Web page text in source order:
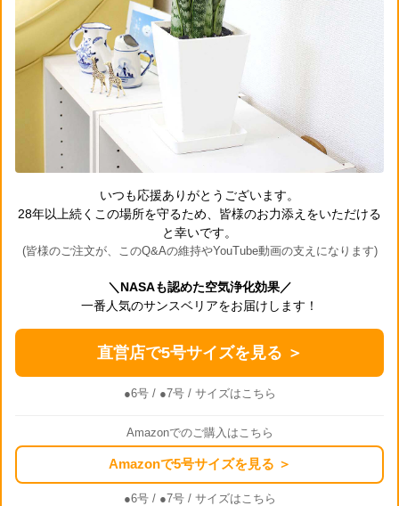
いつも応援ありがとうございます。
28年以上続くこの場所を守るため、皆様のお力添えをいただける
と幸いです。
(皆様のご注文が、このQ&Aの維持やYouTube動画の支えになります)
＼NASAも認めた空気浄化効果／
一番人気のサンスベリアをお届けします！
直営店で5号サイズを見る ＞
●6号/ ●7号/ サイズはこちら
Amazonでのご購入はこちら
Amazonで5号サイズを見る ＞
●6号/ ●7号/ サイズはこちら